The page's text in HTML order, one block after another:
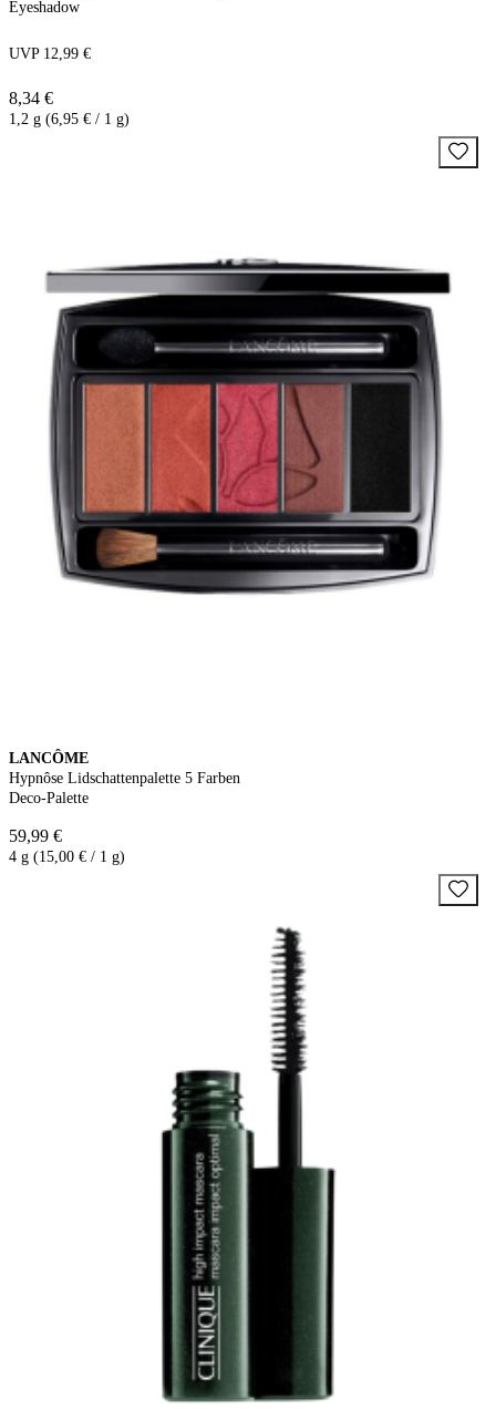
Eyeshadow
UVP 12,99 €
8,34 €
1,2 g (6,95 € / 1 g)
LANCÔME
Hypnôse Lidschattenpalette 5 Farben
Deco-Palette
59,99 €
4 g (15,00 € / 1 g)